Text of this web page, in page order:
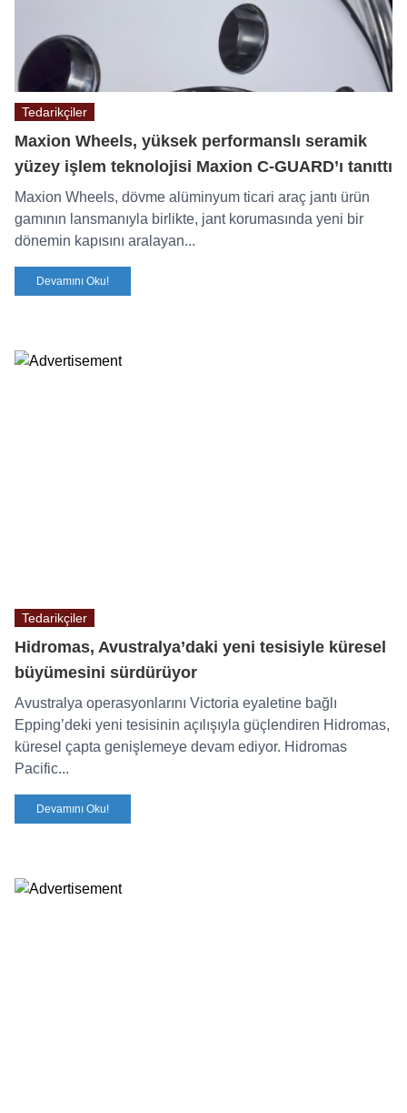
Tedarikçiler
Maxion Wheels, yüksek performanslı seramik
yüzey işlem teknolojisi Maxion C-GUARD’ı tanıttı
Maxion Wheels, dövme alüminyum ticari araç jantı ürün
gamının lansmanıyla birlikte, jant korumasında yeni bir
dönemin kapısını aralayan...
Devamını Oku!
Tedarikçiler
Hidromas, Avustralya’daki yeni tesisiyle küresel
büyümesini sürdürüyor
Avustralya operasyonlarını Victoria eyaletine bağlı
Epping’deki yeni tesisinin açılışıyla güçlendiren Hidromas,
küresel çapta genişlemeye devam ediyor. Hidromas
Pacific...
Devamını Oku!